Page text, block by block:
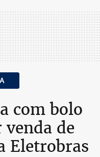
com bolo
de
Eletrobras